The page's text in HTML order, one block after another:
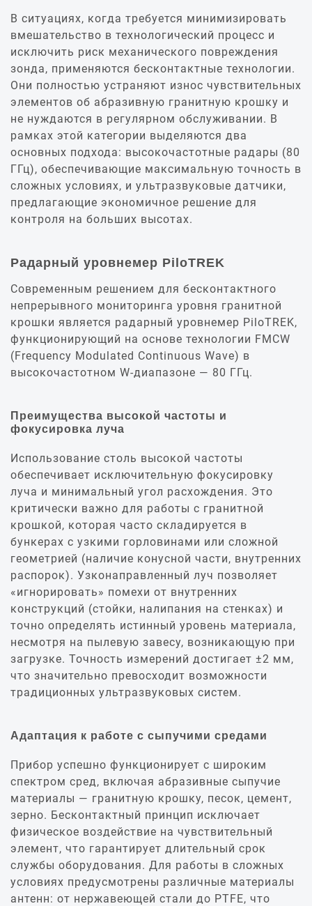
В ситуациях, когда требуется минимизировать
вмешательство в технологический процесс и
исключить риск механического повреждения
зонда, применяются бесконтактные технологии.
Они полностью устраняют износ чувствительных
элементов об абразивную гранитную крошку и
не нуждаются в регулярном обслуживании. В
рамках этой категории выделяются два
основных подхода: высокочастотные радары (80
ГГц), обеспечивающие максимальную точность в
сложных условиях, и ультразвуковые датчики,
предлагающие экономичное решение для
контроля на больших высотах.
Радарный уровнемер PiloTREK
Современным решением для бесконтактного
непрерывного мониторинга уровня гранитной
крошки является радарный уровнемер PiloTREK,
функционирующий на основе технологии FMCW
(Frequency Modulated Continuous Wave) в
высокочастотном W-диапазоне — 80 ГГц.
Преимущества высокой частоты и
фокусировка луча
Использование столь высокой частоты
обеспечивает исключительную фокусировку
луча и минимальный угол расхождения. Это
критически важно для работы с гранитной
крошкой, которая часто складируется в
бункерах с узкими горловинами или сложной
геометрией (наличие конусной части, внутренних
распорок). Узконаправленный луч позволяет
«игнорировать» помехи от внутренних
конструкций (стойки, налипания на стенках) и
точно определять истинный уровень материала,
несмотря на пылевую завесу, возникающую при
загрузке. Точность измерений достигает ±2 мм,
что значительно превосходит возможности
традиционных ультразвуковых систем.
Адаптация к работе с сыпучими средами
Прибор успешно функционирует с широким
спектром сред, включая абразивные сыпучие
материалы — гранитную крошку, песок, цемент,
зерно. Бесконтактный принцип исключает
физическое воздействие на чувствительный
элемент, что гарантирует длительный срок
службы оборудования. Для работы в сложных
условиях предусмотрены различные материалы
антенн: от нержавеющей стали до PTFE, что